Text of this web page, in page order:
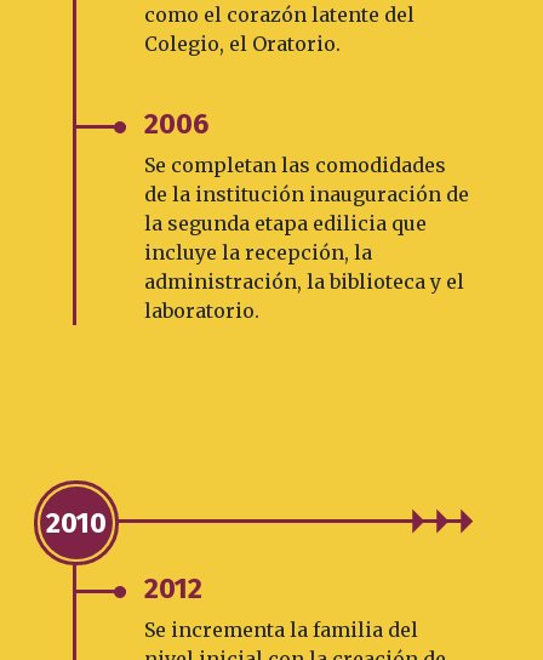
como el corazón latente del
Colegio, el Oratorio.
2006
Se completan las comodidades
de la institución inauguración de
la segunda etapa edilicia que
incluye la recepción, la
administración, la biblioteca y el
laboratorio.
2010
2012
Se incrementa la familia del